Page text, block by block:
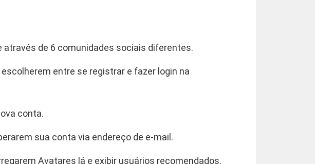
através de 6 comunidades sociais diferentes.
entre se registrar e fazer login na
conta.
sua conta via endereço de e-mail.
Avatares lá e exibir usuários recomendados.